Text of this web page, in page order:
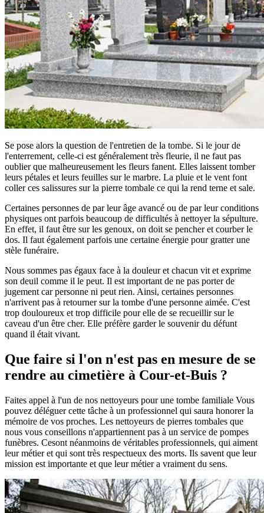
Se pose alors la question de l'entretien de la tombe. Si le jour de
l'enterrement, celle-ci est généralement très fleurie, il ne faut pas
oublier que malheureusement les fleurs fanent. Elles laissent tomber
leurs pétales et leurs feuilles sur le marbre. La pluie et le vent font
coller ces salissures sur la pierre tombale ce qui la rend terne et sale.
Certaines personnes de par leur âge avancé ou de par leur conditions
physiques ont parfois beaucoup de difficultés à nettoyer la sépulture.
En effet, il faut être sur les genoux, on doit se pencher et courber le
dos. Il faut également parfois une certaine énergie pour gratter une
stèle funéraire.
Nous sommes pas égaux face à la douleur et chacun vit et exprime
son deuil comme il le peut. Il est important de ne pas porter de
jugement car personne ni peut rien. Ainsi, certaines personnes
n'arrivent pas à retourner sur la tombe d'une personne aimée. C'est
trop douloureux et trop difficile pour elle de se recueillir sur le
caveau d'un être cher. Elle préfère garder le souvenir du défunt
quand il était vivant.
Que faire si l'on n'est pas en mesure de se
rendre au cimetière à Cour-et-Buis ?
Faites appel à l'un de nos nettoyeurs pour une tombe familiale Vous
pouvez déléguer cette tâche à un professionnel qui saura honorer la
mémoire de vos proches. Les nettoyeurs de pierres tombales que
nous vous conseillons n'appartiennent pas à un service de pompes
funèbres. Cesont néanmoins de véritables professionnels, qui aiment
leur métier et qui sont très respectueux des morts. Ils savent que leur
mission est importante et que leur métier a vraiment du sens.